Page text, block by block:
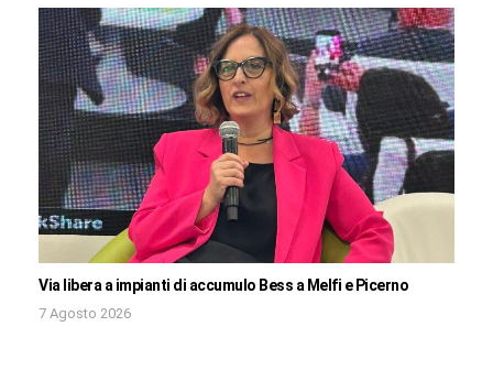
Via libera a impianti di accumulo Bess a Melfi e Picerno
7 Agosto 2026